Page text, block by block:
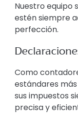
Nuestro equipo
estén siempre
perfección.
Como
estándares
sus impuestos
precisa y